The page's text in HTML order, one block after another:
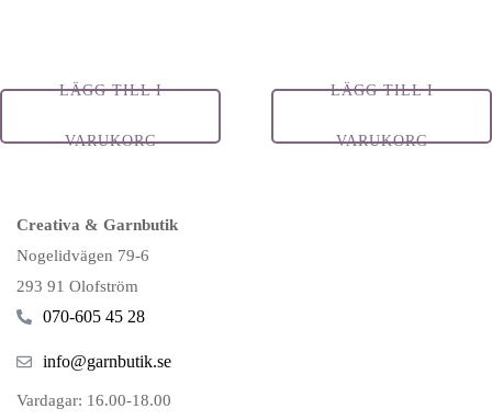
LÄGG TILL I
VARUKORG
LÄGG TILL I
VARUKORG
Creativa & Garnbutik
Nogelidvägen 79-6
293 91 Olofström
070-605 45 28
info@garnbutik.se
Vardagar: 16.00-18.00